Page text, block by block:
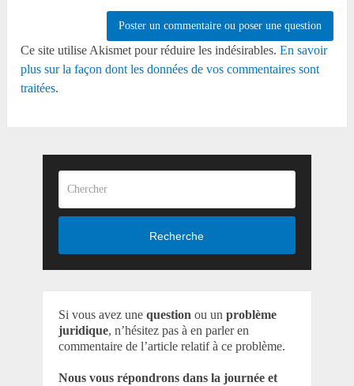
Ce site utilise Akismet pour réduire les indésirables.En savoir
plus sur la façon dont les données de vos commentaires sont
traitées.
Recherche
Si vous avez une question ou un problème
juridique, n’hésitez pas à en parler en
commentaire de l’article relatif à ce problème.
Nous vous répondrons dans la journée et